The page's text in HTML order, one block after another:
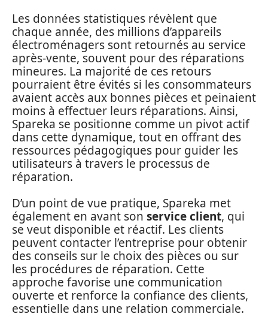
Les données statistiques révèlent que
chaque année, des millions d’appareils
électroménagers sont retournés au service
après-vente, souvent pour des réparations
mineures. La majorité de ces retours
pourraient être évités si les consommateurs
avaient accès aux bonnes pièces et peinaient
moins à effectuer leurs réparations. Ainsi,
Spareka se positionne comme un pivot actif
dans cette dynamique, tout en offrant des
ressources pédagogiques pour guider les
utilisateurs à travers le processus de
réparation.
D’un point de vue pratique, Spareka met
également en avant son service client, qui
se veut disponible et réactif. Les clients
peuvent contacter l’entreprise pour obtenir
des conseils sur le choix des pièces ou sur
les procédures de réparation. Cette
approche favorise une communication
ouverte et renforce la confiance des clients,
essentielle dans une relation commerciale.